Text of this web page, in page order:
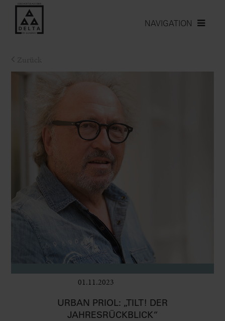
NAVIGATION
01.11.2023
URBAN PRIOL: „TILT! DER
JAHRESRÜCKBLICK“